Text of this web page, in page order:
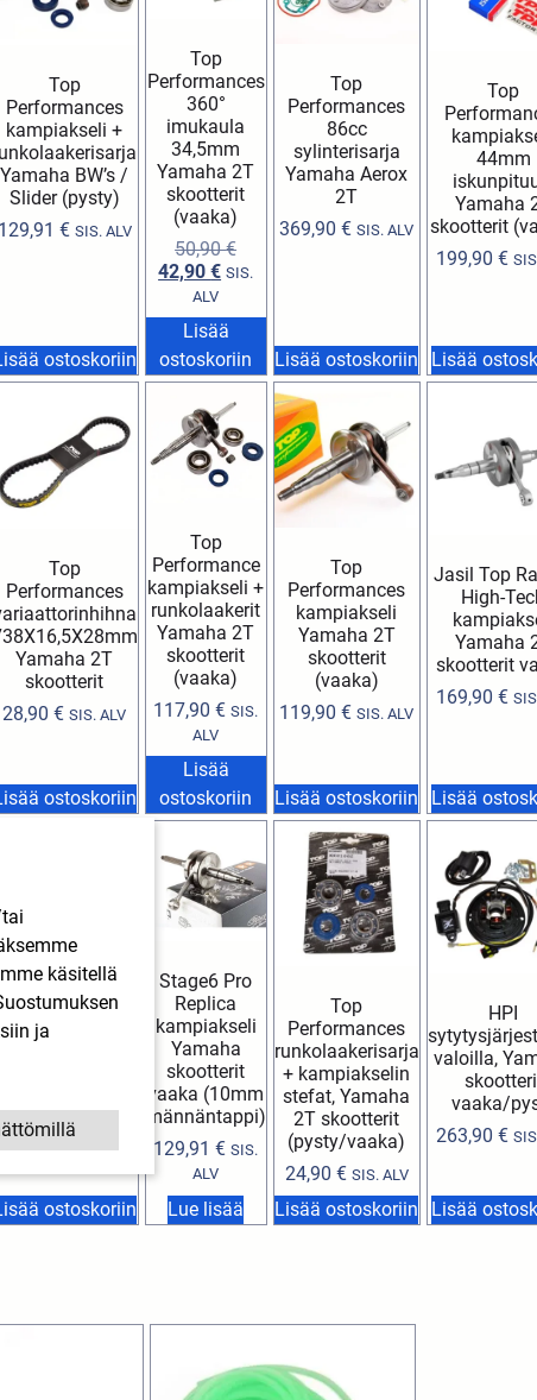
Top
Performances
kampiakseli +
Yamaha BW’s /
Slider (pysty)
129,91 € SIS. ALV
ostoskoriin
Top
Performances
360°
imukaula
34,5mm
Yamaha 2T
skootterit
(vaaka)
50,90€
42,90€ SIS.
ALV
Lisää
ostoskoriin
Top
Performances
86cc
sylinterisarja
Yamaha Aerox
2T
369,90€ SIS. ALV
Lisää ostoskoriin
Top
44mm
Yamaha
skootterit
199,90€
Lisää
Top
Performances
Yamaha 2T
skootterit
28,90€ SIS. ALV
ostoskoriin
Top
Performance
kampiakseli +
runkolaakerit
Yamaha 2T
skootterit
(vaaka)
117,90€ SIS.
ALV
Lisää
ostoskoriin
Top
Performances
kampiakseli
Yamaha 2T
skootterit
(vaaka)
119,90€ SIS. ALV
Lisää ostoskoriin
Jasil Top
High-
Yamaha
skootterit
169,90€
Lisää
Top Racing
Evolution NG
€ SIS. ALV
ostoskoriin
Stage6 Pro
Replica
kampiakseli
Yamaha
skootterit
vaaka (10mm
männäntappi)
129,91€ SIS.
ALV
Lue lisää
Top
Performances
runkolaakerisarja
+ kampiakselin
stefat, Yamaha
2T skootterit
(pysty/vaaka)
24,90 € SIS. ALV
Lisää ostoskoriin
HPI
valoilla,
vaaka/
263,90€
Lisää
käsitellä
ja